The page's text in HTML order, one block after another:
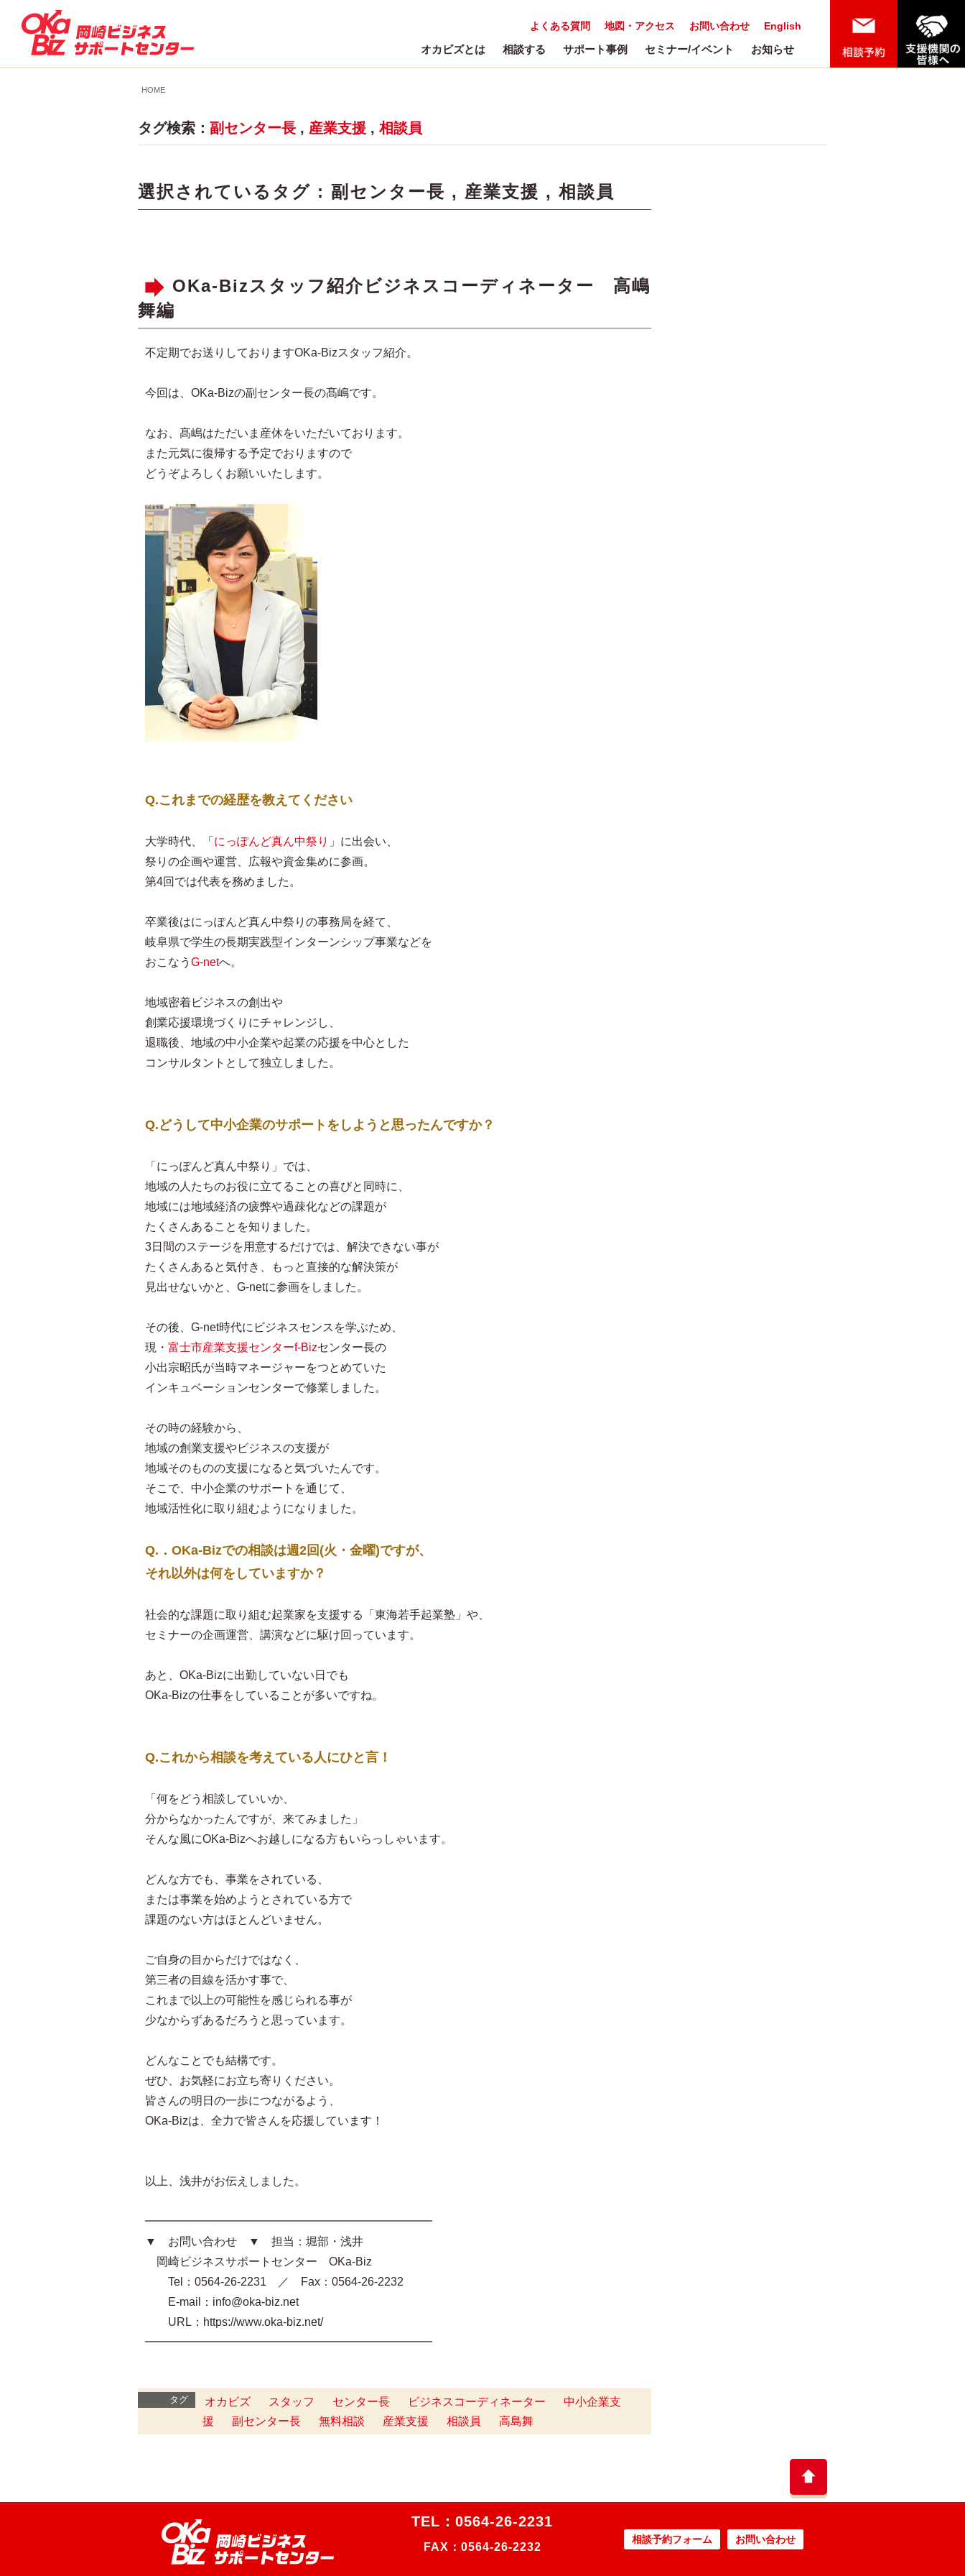
English
お問い合わせ
地図・アクセス
よくある質問
オカビズとは 相談する サポート事例 セミナー/イベント お知らせ
HOME
タグ検索： 副センター長 , 産業支援 , 相談員
選択されているタグ : 副センター長 , 産業支援 , 相談員
OKa-Bizスタッフ紹介ビジネスコーディネーター 高嶋
舞編
不定期でお送りしておりますOKa-Bizスタッフ紹介。
今回は、OKa-Bizの副センター長の髙嶋です。
なお、髙嶋はただいま産休をいただいております。
また元気に復帰する予定でおりますので
どうぞよろしくお願いいたします。
Q.これまでの経歴を教えてください
大学時代、「 にっぽんど真ん中祭り 」に出会い、
祭りの企画や運営、広報や資金集めに参画。
第4回では代表を務めました。
卒業後はにっぽんど真ん中祭りの事務局を経て、
岐阜県で学生の長期実践型インターンシップ事業などを
おこなう G-netへ。
地域密着ビジネスの創出や
創業応援環境づくりにチャレンジし、
退職後、地域の中小企業や起業の応援を中心とした
コンサルタントとして独立しました。
Q.どうして中小企業のサポートをしようと思ったんですか？
「にっぽんど真ん中祭り」では、
地域の人たちのお役に立てることの喜びと同時に、
地域には地域経済の疲弊や過疎化などの課題が
たくさんあることを知りました。
3日間のステージを用意するだけでは、解決できない事が
たくさんあると気付き、もっと直接的な解決策が
見出せないかと、G-netに参画をしました。
その後、G-net時代にビジネスセンスを学ぶため、
現・ 富士市産業支援センターf‐Bizセンター長の
小出宗昭氏が当時マネージャーをつとめていた
インキュベーションセンターで修業しました。
その時の経験から、
地域の創業支援やビジネスの支援が
地域そのものの支援になると気づいたんです。
そこで、中小企業のサポートを通じて、
地域活性化に取り組むようになりました。
Q.．OKa-Bizでの相談は週2回(火・金曜)ですが、
それ以外は何をしていますか？
社会的な課題に取り組む起業家を支援する「東海若手起業塾」や、
セミナーの企画運営、講演などに駆け回っています。
あと、OKa-Bizに出勤していない日でも
OKa-Bizの仕事をしていることが多いですね。
Q.これから相談を考えている人にひと言！
「何をどう相談していいか、
分からなかったんですが、来てみました」
そんな風にOKa-Bizへお越しになる方もいらっしゃいます。
どんな方でも、事業をされている、
または事業を始めようとされている方で
課題のない方はほとんどいません。
ご自身の目からだけではなく、
第三者の目線を活かす事で、
これまで以上の可能性を感じられる事が
少なからずあるだろうと思っています。
どんなことでも結構です。
ぜひ、お気軽にお立ち寄りください。
皆さんの明日の一歩につながるよう、
OKa-Bizは、全力で皆さんを応援しています！
以上、浅井がお伝えしました。
━━━━━━━━━━━━━━━━━━━━━━━━━
▼ お問い合わせ ▼ 担当：堀部・浅井
岡崎ビジネスサポートセンター OKa-Biz
Tel：0564-26-2231 ／ Fax：0564-26-2232
E-mail：info@oka-biz.net
URL：https://www.oka-biz.net/
━━━━━━━━━━━━━━━━━━━━━━━━━
タグ オカビズ スタッフ センター長 ビジネスコーディネーター
中小企業支
援
副センター長 無料相談 産業支援 相談員 高島舞
TEL：0564-26-2231
FAX：0564-26-2232
相談予約フォーム お問い合わせ